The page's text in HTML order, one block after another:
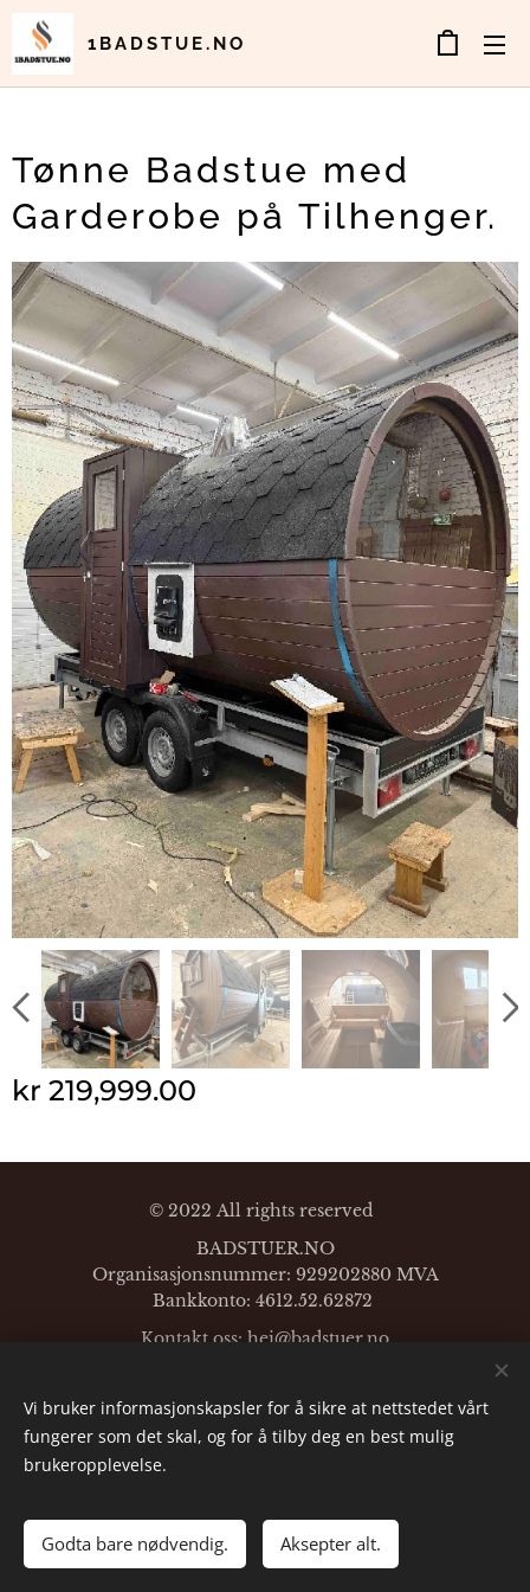
1BADSTUE.NO
Tønne Badstue med
Garderobe på Tilhenger.
kr 219,999.00
ADD TO CART
© 2022 All rights reserved
BADSTUER.NO
Organisasjonsnummer: 929202880 MVA
Bankkonto: 4612.52.62872
Kontakt oss: hei@badstuer.no
Languages
English
Norsk
Vi bruker informasjonskapsler for å sikre at nettstedet vårt
fungerer som det skal, og for å tilby deg en best mulig
brukeropplevelse.
Godta bare nødvendig. Aksepter alt.